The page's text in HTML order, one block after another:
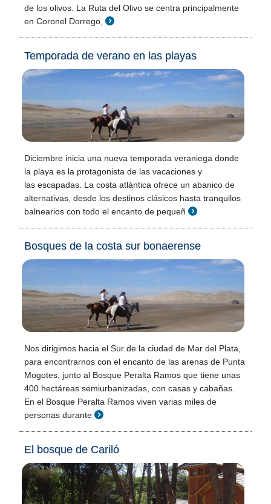
de los olivos. La Ruta del Olivo se centra principalmente
en Coronel Dorrego,
Temporada de verano en las playas
Diciembre inicia una nueva temporada veraniega donde
la playa es la protagonista de las vacaciones y
las escapadas. La costa atlántica ofrece un abanico de
alternativas, desde los destinos clásicos hasta tranquilos
balnearios con todo el encanto de pequeñ
Bosques de la costa sur bonaerense
Nos dirigimos hacia el Sur de la ciudad de Mar del Plata,
para encontrarnos con el encanto de las arenas de Punta
Mogotes, junto al Bosque Peralta Ramos que tiene unas
400 hectáreas semiurbanizadas, con casas y cabañas.
En el Bosque Peralta Ramos viven varias miles de
personas durante
El bosque de Cariló